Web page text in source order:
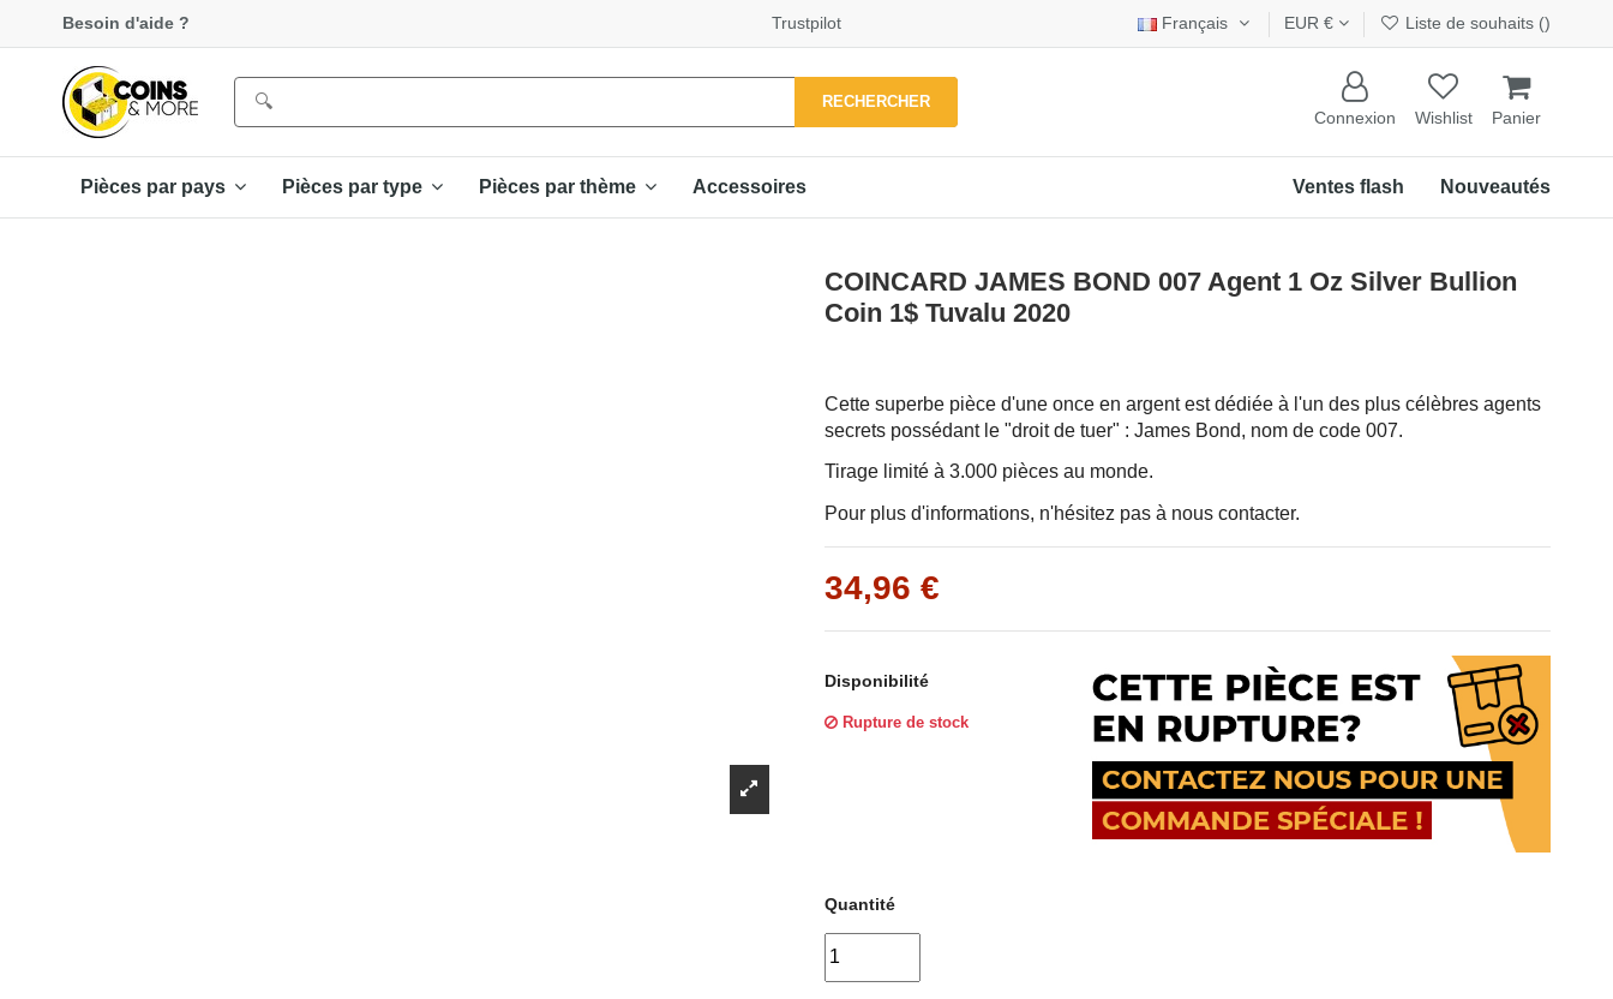
Besoin d'aide ? Trustpilot Français EUR € Liste de souhaits ()
RECHERCHER
Connexion Wishlist Panier
Pièces par pays Pièces par type Pièces par thème Accessoires Nouveautés
Ventes flash
COINCARD JAMES BOND 007 Agent 1 Oz Silver Bullion
Coin 1$ Tuvalu 2020
Cette superbe pièce d'une once en argent est dédiée à l'un des plus célèbres agents
secrets possédant le "droit de tuer" : James Bond, nom de code 007.
Tirage limité à 3.000 pièces au monde.
Pour plus d'informations, n'hésitez pas à nous contacter.
34,96 €
Disponibilité
Rupture de stock
Quantité